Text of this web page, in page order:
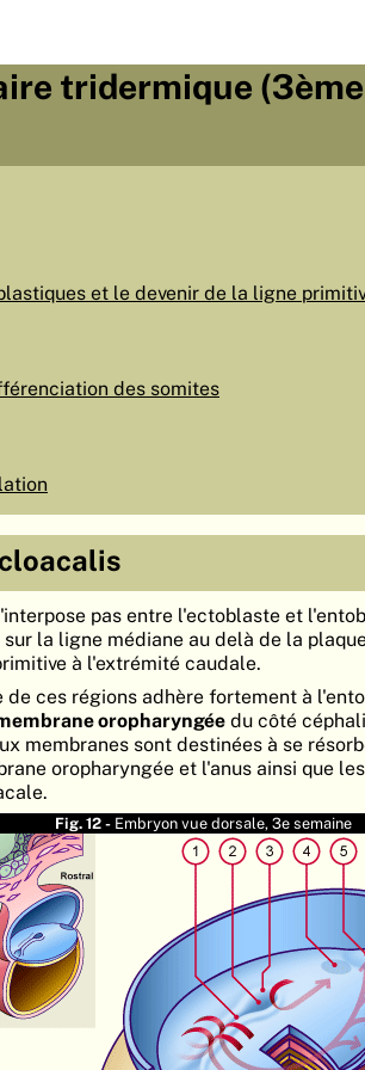
tridermique (3ème
et le devenir de la ligne
des somites
pas entre l'ectoblaste et
la ligne médiane au delà de la
à l'extrémité caudale.
ces régions adhère fortement à
oropharyngée du côté
membranes sont destinées à se
oropharyngée et l'anus ainsi que
Fig. 12 - Embryon vue dorsale, 3e semaine